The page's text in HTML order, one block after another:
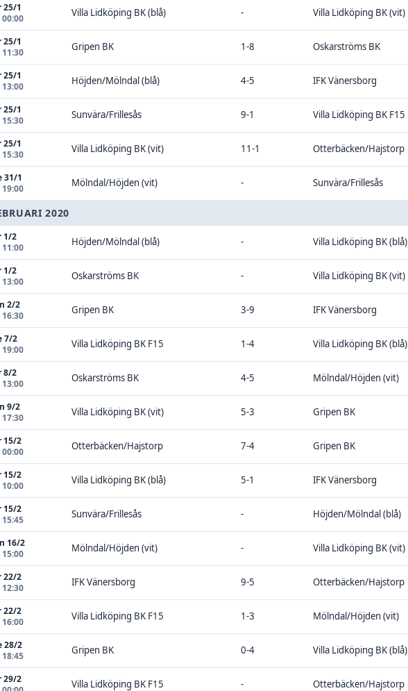
25/1
00:00
Villa Lidköping BK (blå) - Villa Lidköping BK (vit)
25/1
11:30
Gripen BK 1-8 Oskarströms BK
25/1
13:00
Höjden/Mölndal (blå) 4-5 IFK Vänersborg
25/1
15:30
Sunvära/Frillesås 9-1 Villa Lidköping BK F15
25/1
15:30
Villa Lidköping BK (vit) 11-1 Otterbäcken/Hajstorp
31/1
19:00
Mölndal/Höjden (vit) - Sunvära/Frillesås
2020
1/2
11:00
Höjden/Mölndal (blå) - Villa Lidköping BK (blå)
1/2
13:00
Oskarströms BK - Villa Lidköping BK (vit)
2/2
16:30
Gripen BK 3-9 IFK Vänersborg
7/2
19:00
Villa Lidköping BK F15 1-4 Villa Lidköping BK (blå)
8/2
13:00
Oskarströms BK 4-5 Mölndal/Höjden (vit)
9/2
17:30
Villa Lidköping BK (vit) 5-3 Gripen BK
15/2
00:00
Otterbäcken/Hajstorp 7-4 Gripen BK
15/2
10:00
Villa Lidköping BK (blå) 5-1 IFK Vänersborg
15/2
15:45
Sunvära/Frillesås - Höjden/Mölndal (blå)
16/2
15:00
Mölndal/Höjden (vit) - Villa Lidköping BK (vit)
22/2
12:30
IFK Vänersborg 9-5 Otterbäcken/Hajstorp
22/2
16:00
Villa Lidköping BK F15 1-3 Mölndal/Höjden (vit)
28/2
18:45
Gripen BK 0-4 Villa Lidköping BK (blå)
29/2
Villa Lidköping BK F15 - Otterbäcken/Hajstorp